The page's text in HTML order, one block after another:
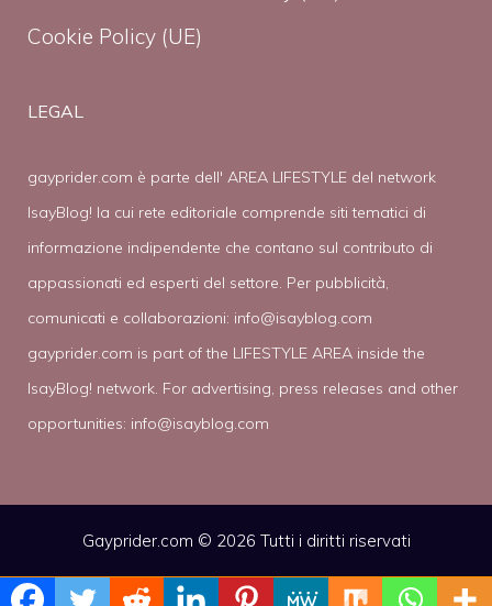
Cookie Policy (UE)
LEGAL
gayprider.com è parte dell' AREA LIFESTYLE del network
IsayBlog! la cui rete editoriale comprende siti tematici di
informazione indipendente che contano sul contributo di
appassionati ed esperti del settore. Per pubblicità,
comunicati e collaborazioni: info@isayblog.com
gayprider.com is part of the LIFESTYLE AREA inside the
IsayBlog! network. For advertising, press releases and other
opportunities: info@isayblog.com
Gayprider.com © 2026 Tutti i diritti riservati